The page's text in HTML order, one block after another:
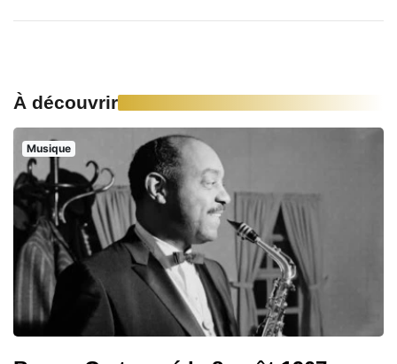
À découvrir
Musique